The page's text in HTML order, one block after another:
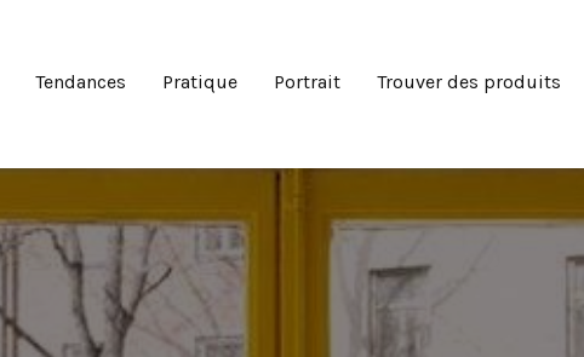
Tendances Pratique Portrait Trouver des produits